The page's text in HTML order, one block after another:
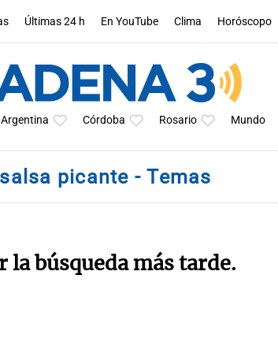
Últimas 24 h En YouTube Clima Horóscopo
Argentina Córdoba Rosario Mundo
salsa picante - Temas
búsqueda más tarde.